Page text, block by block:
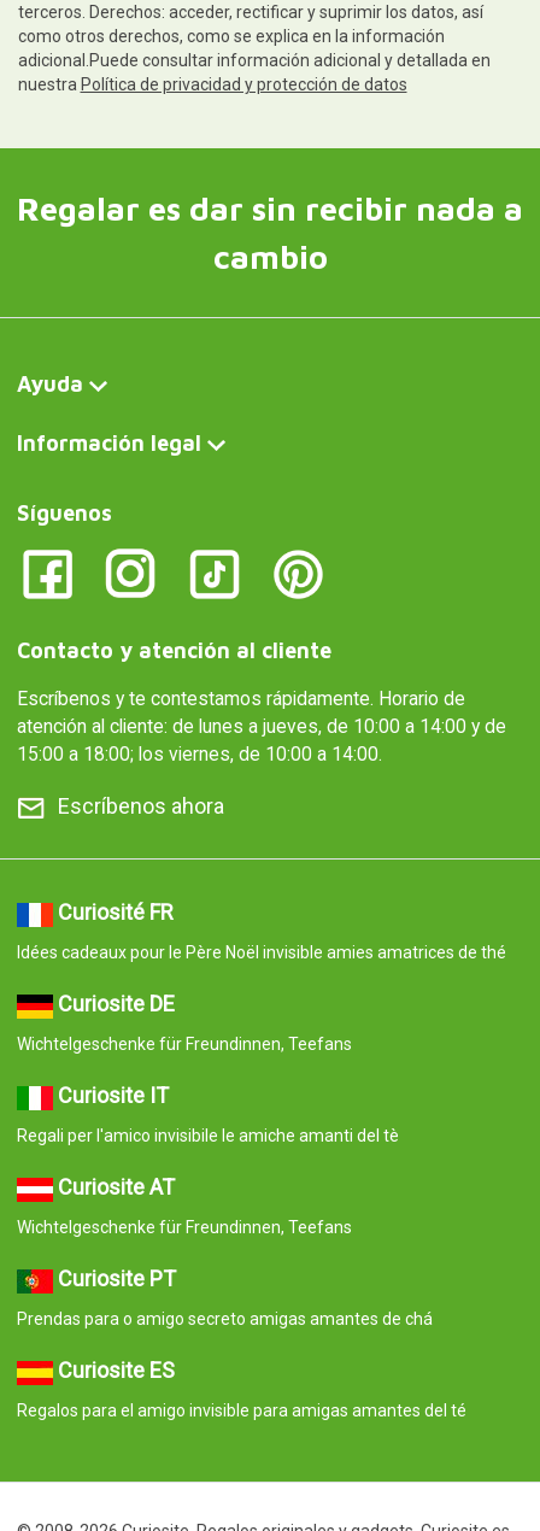
terceros. Derechos: acceder, rectificar y suprimir los datos, así
como otros derechos, como se explica en la información
adicional.Puede consultar información adicional y detallada en
nuestra Política de privacidad y protección de datos
Regalar es dar sin recibir nada a
cambio
Ayuda
Información legal
Síguenos
Contacto y atención al cliente
Escríbenos y te contestamos rápidamente. Horario de
atención al cliente: de lunes a jueves, de 10:00 a 14:00 y de
15:00 a 18:00; los viernes, de 10:00 a 14:00.
Escríbenos ahora
Curiosité FR
Idées cadeaux pour le Père Noël invisible amies amatrices de thé
Curiosite DE
Wichtelgeschenke für Freundinnen, Teefans
Curiosite IT
Regali per l'amico invisibile le amiche amanti del tè
Curiosite AT
Wichtelgeschenke für Freundinnen, Teefans
Curiosite PT
Prendas para o amigo secreto amigas amantes de chá
Curiosite ES
Regalos para el amigo invisible para amigas amantes del té